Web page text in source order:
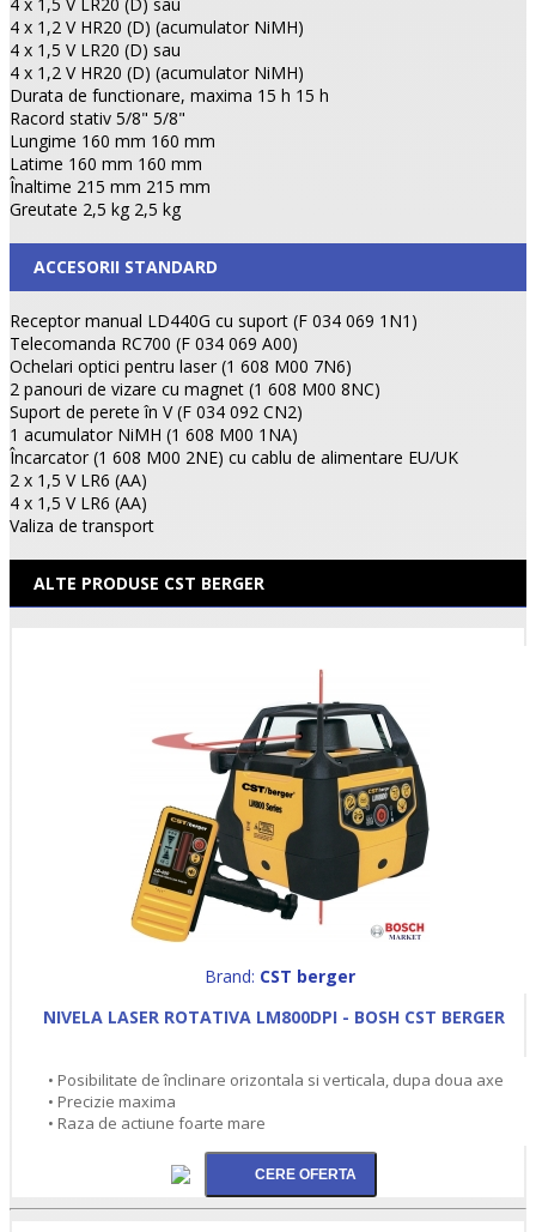
4 x 1,2 V HR20 (D) (acumulator NiMH)
4 x 1,5 V LR20 (D) sau
4 x 1,2 V HR20 (D) (acumulator NiMH)
Durata de functionare, maxima 15 h 15 h
Racord stativ 5/8" 5/8"
Lungime 160 mm 160 mm
Latime 160 mm 160 mm
Înaltime 215 mm 215 mm
Greutate 2,5 kg 2,5 kg
ACCESORII STANDARD
Receptor manual LD440G cu suport (F 034 069 1N1)
Telecomanda RC700 (F 034 069 A00)
Ochelari optici pentru laser (1 608 M00 7N6)
2 panouri de vizare cu magnet (1 608 M00 8NC)
Suport de perete în V (F 034 092 CN2)
1 acumulator NiMH (1 608 M00 1NA)
Încarcator (1 608 M00 2NE) cu cablu de alimentare EU/UK
2 x 1,5 V LR6 (AA)
4 x 1,5 V LR6 (AA)
Valiza de transport
ALTE PRODUSE CST BERGER
Brand: CST berger
NIVELA LASER ROTATIVA LM800DPI - BOSH CST BERGER
• Posibilitate de înclinare orizontala si verticala, dupa doua axe
• Precizie maxima
• Raza de actiune foarte mare